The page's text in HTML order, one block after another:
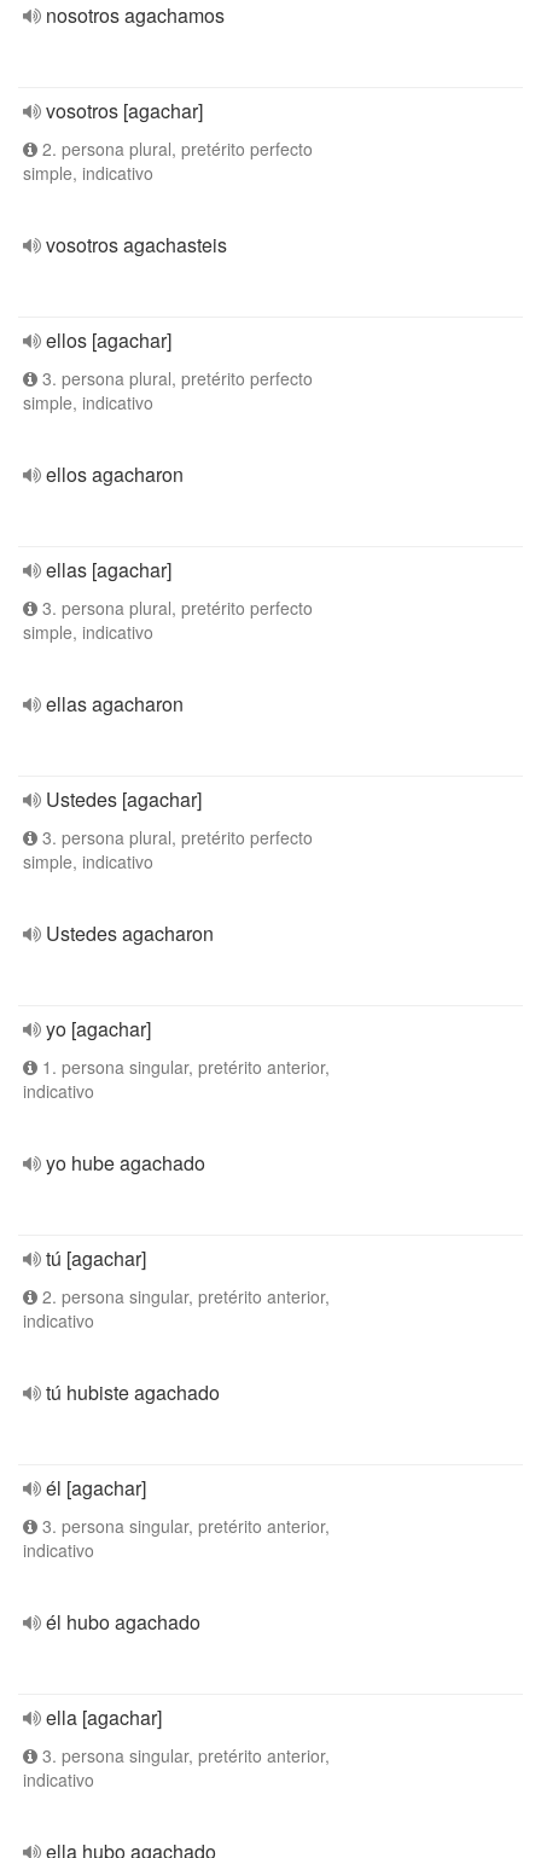
nosotros agachamos
vosotros [agachar]
2. persona plural, pretérito perfecto
simple, indicativo
vosotros agachasteis
ellos [agachar]
3. persona plural, pretérito perfecto
simple, indicativo
ellos agacharon
ellas [agachar]
3. persona plural, pretérito perfecto
simple, indicativo
ellas agacharon
Ustedes [agachar]
3. persona plural, pretérito perfecto
simple, indicativo
Ustedes agacharon
yo [agachar]
1. persona singular, pretérito anterior,
indicativo
yo hube agachado
tú [agachar]
2. persona singular, pretérito anterior,
indicativo
tú hubiste agachado
él [agachar]
3. persona singular, pretérito anterior,
indicativo
él hubo agachado
ella [agachar]
3. persona singular, pretérito anterior,
indicativo
ella hubo agachado